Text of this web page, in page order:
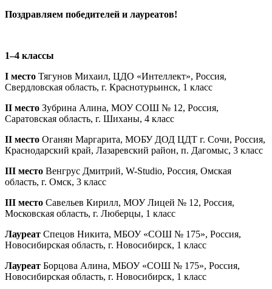
Поздравляем победителей и лауреатов!
1–4 классы
I место Тягунов Михаил, ЦДО «Интеллект», Россия,
Свердловская область, г. Краснотурьинск, 1 класс
II место Зубрина Алина, МОУ СОШ № 12, Россия,
Саратовская область, г. Шиханы, 4 класс
II место Оганян Маргарита, МОБУ ДОД ЦДТ г. Сочи, Россия,
Краснодарский край, Лазаревский район, п. Дагомыс, 3 класс
III место Венгрус Дмитрий, W-Studio, Россия, Омская
область, г. Омск, 3 класс
III место Савельев Кирилл, МОУ Лицей № 12, Россия,
Московская область, г. Люберцы, 1 класс
Лауреат Спецов Никита, МБОУ «СОШ № 175», Россия,
Новосибирская область, г. Новосибирск, 1 класс
Лауреат Борцова Алина, МБОУ «СОШ № 175», Россия,
Новосибирская область, г. Новосибирск, 1 класс